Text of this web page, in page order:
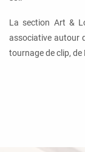
La section Art &
associative autour
tournage de clip,